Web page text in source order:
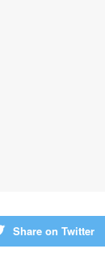
Share on Twitter